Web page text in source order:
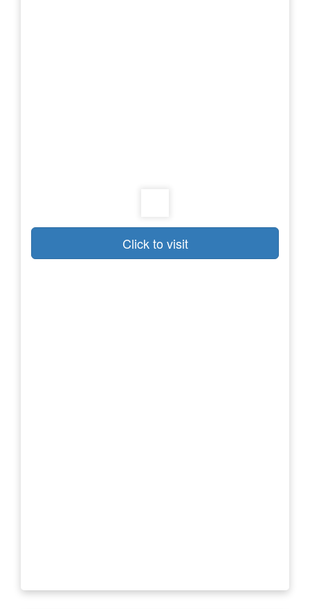
Click to visit